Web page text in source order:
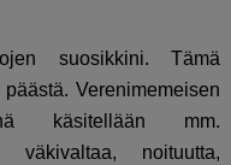
suosikkini. Tämä
Verenimemeisen
käsitellään mm.
väkivaltaa, noituutta,